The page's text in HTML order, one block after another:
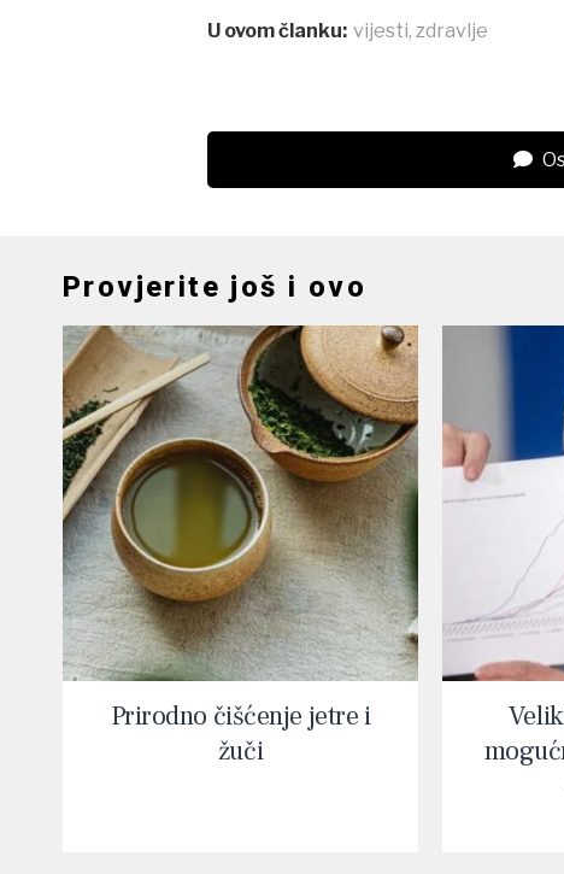
U ovom članku: vijesti, zdravlje
Provjerite još i ovo
Prirodno čišćenje jetre i
žuči